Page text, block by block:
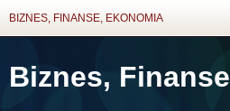
BIZNES, FINANSE, EKONOMIA
Biznes, Finanse